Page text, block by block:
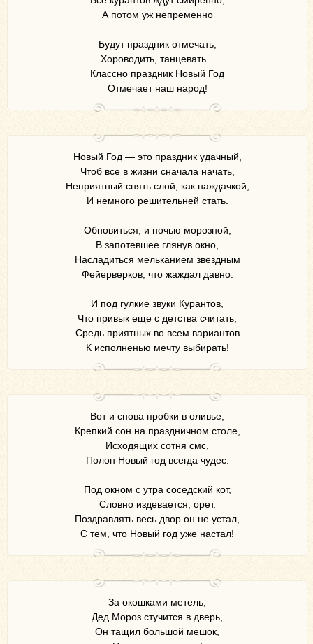
А потом уж непременно
Будут праздник отмечать,
Хороводить, танцевать...
Классно праздник Новый Год
Отмечает наш народ!
Новый Год — это праздник удачный,
Чтоб все в жизни сначала начать,
Неприятный снять слой, как наждачкой,
И немного решительней стать.
Обновиться, и ночью морозной,
В запотевшее глянув окно,
Насладиться мельканием звездным
Фейерверков, что жаждал давно.
И под гулкие звуки Курантов,
Что привык еще с детства считать,
Средь приятных во всем вариантов
К исполненью мечту выбирать!
Вот и снова пробки в оливье,
Крепкий сон на праздничном столе,
Исходящих сотня смс,
Полон Новый год всегда чудес.
Под окном с утра соседский кот,
Словно издевается, орет.
Поздравлять весь двор он не устал,
С тем, что Новый год уже настал!
За окошками метель,
Дед Мороз стучится в дверь,
Он тащил большой мешок,